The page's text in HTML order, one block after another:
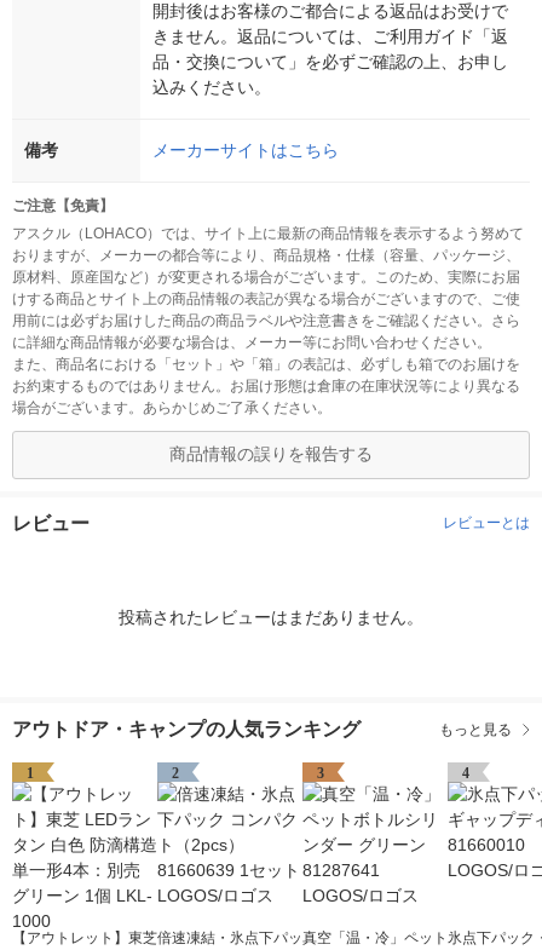
開封後はお客様のご都合による返品はお受けで
きません。返品については、ご利用ガイド「返
品・交換について」を必ずご確認の上、お申し
込みください。
備考 メーカーサイトはこちら
ご注意【免責】
アスクル（LOHACO）では、サイト上に最新の商品情報を表示するよう努めて
おりますが、メーカーの都合等により、商品規格・仕様（容量、パッケージ、
原材料、原産国など）が変更される場合がございます。このため、実際にお届
けする商品とサイト上の商品情報の表記が異なる場合がございますので、ご使
用前には必ずお届けした商品の商品ラベルや注意書きをご確認ください。さら
に詳細な商品情報が必要な場合は、メーカー等にお問い合わせください。
また、商品名における「セット」や「箱」の表記は、必ずしも箱でのお届けを
お約束するものではありません。お届け形態は倉庫の在庫状況等により異なる
場合がございます。あらかじめご了承ください。
商品情報の誤りを報告する
レビュー レビューとは
投稿されたレビューはまだありません。
アウトドア・キャンプの人気ランキング もっと見る
1
【アウトレット】東芝
2
倍速凍結・氷点下パッ
3
真空「温・冷」ペット
4
氷点下パック